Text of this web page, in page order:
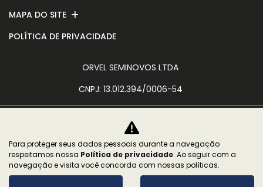
MAPA DO SITE
POLÍTICA DE PRIVACIDADE
ORVEL SEMINOVOS LTDA
CNPJ: 13.012.394/0006-54
No trânsito, enxergar o outro salva
vidas.
Para proteger seus dados pessoais durante a navegação
respeitamos nossa Política de privacidade. Ao seguir com a
navegação e visita você concorda com nossas políticas.